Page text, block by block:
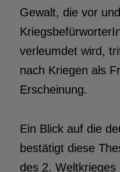
Gewalt, die vor
verleumdet wird,
nach Kriegen als
Erscheinung.
Ein Blick auf die
bestätigt diese
des 2.